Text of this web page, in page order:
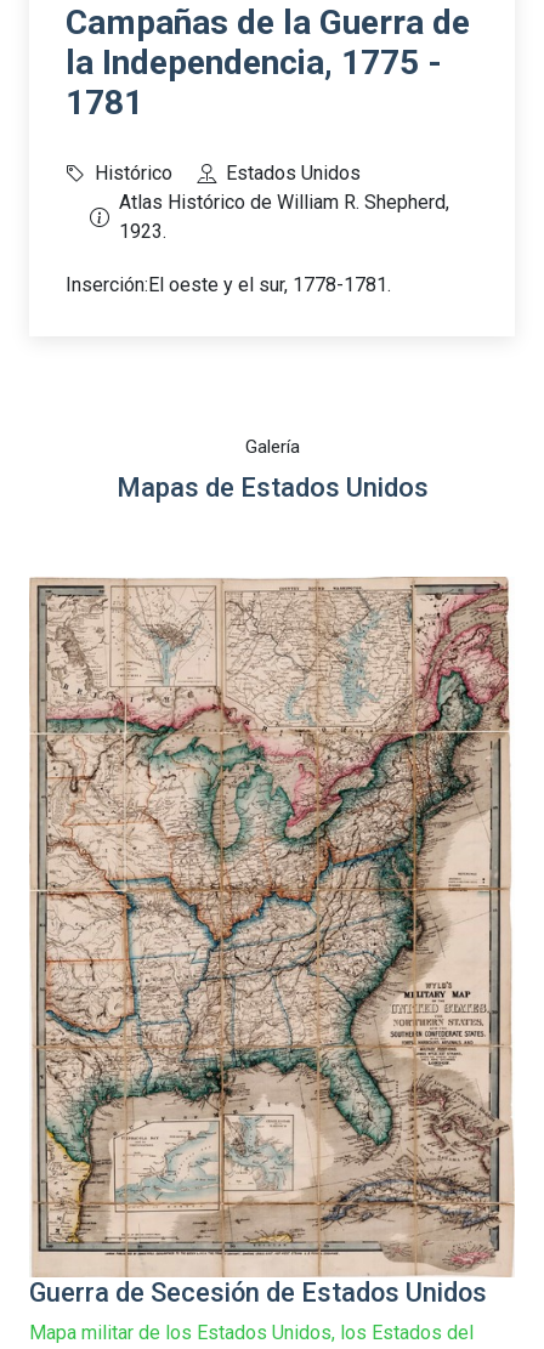
Campañas de la Guerra de
la Independencia, 1775 -
1781
Histórico
Estados Unidos
Atlas Histórico de William R. Shepherd,
1923.
Inserción:El oeste y el sur, 1778-1781.
Galería
Mapas de Estados Unidos
Guerra de Secesión de Estados Unidos
Mapa militar de los Estados Unidos, los Estados del